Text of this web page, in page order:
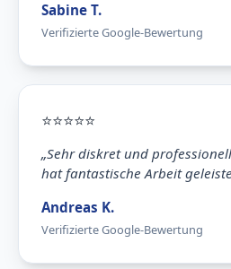
Sabine T.
Verifizierte Google-Bewertung
⭐⭐⭐⭐⭐
„Sehr diskret und
hat fantastische Arbeit
Andreas K.
Verifizierte Google-Bewertung